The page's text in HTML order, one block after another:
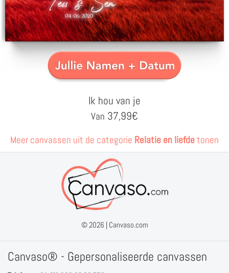
Ik hou van je
Van 37,99€
Meer canvassen uit de categorie Relatie en liefdetonen
© 2026 | Canvaso.com
Canvaso® - Gepersonaliseerde canvassen